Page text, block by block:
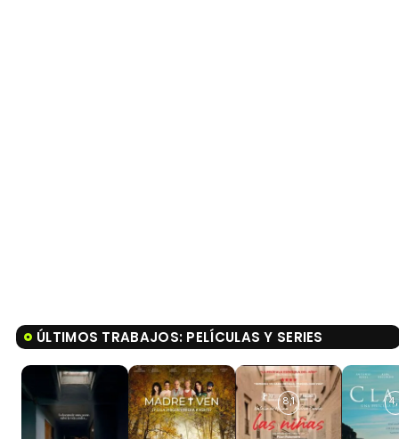
ÚLTIMOS TRABAJOS: PELÍCULAS Y SERIES
8,1